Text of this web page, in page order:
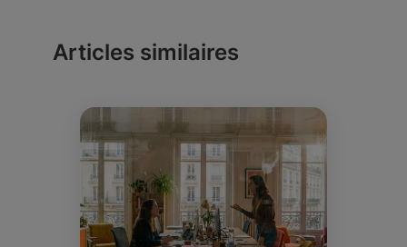
Articles similaires